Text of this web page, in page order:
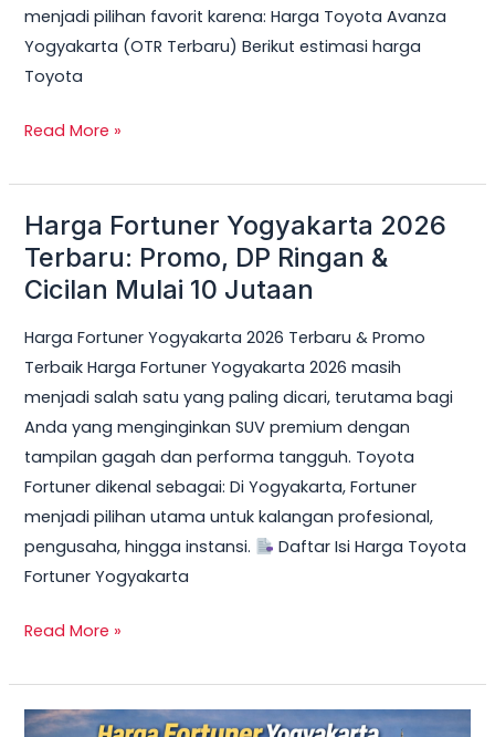
menjadi pilihan favorit karena: Harga Toyota Avanza
Yogyakarta (OTR Terbaru) Berikut estimasi harga
Toyota
Read More »
Harga Fortuner Yogyakarta 2026
Terbaru: Promo, DP Ringan &
Cicilan Mulai 10 Jutaan
Harga Fortuner Yogyakarta 2026 Terbaru & Promo
Terbaik Harga Fortuner Yogyakarta 2026 masih
menjadi salah satu yang paling dicari, terutama bagi
Anda yang menginginkan SUV premium dengan
tampilan gagah dan performa tangguh. Toyota
Fortuner dikenal sebagai: Di Yogyakarta, Fortuner
menjadi pilihan utama untuk kalangan profesional,
pengusaha, hingga instansi.
Daftar Isi Harga Toyota
Fortuner Yogyakarta
Harga
Fortuner
Yogyakarta
Terbaru:
Promo,
DP
Ringan
&
Cicilan
Mulai
10
Jutaan
Read More »
TERBARU